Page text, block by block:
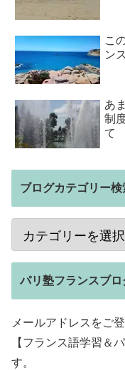
こ
ン
あ
制
て
ブログカテゴリー検
パリ塾フランスブ
メールアドレスをご
【フランス語学習＆
す。